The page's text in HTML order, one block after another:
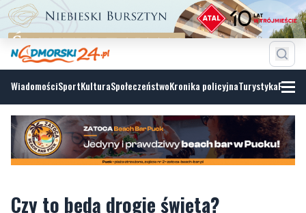
WiadomościSportKulturaSpołeczeństwoKronika policyjnaTurystyka
Czy to będą drogie święta?